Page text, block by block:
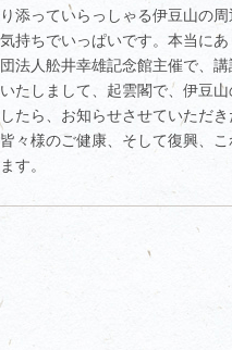
り添っていらっしゃる伊豆山の
気持ちでいっぱいです。本当に
団法人舩井幸雄記念館主催で、
いたしまして、起雲閣で、伊豆
したら、お知らせさせていただ
皆々様のご健康、そして復興、
ます。